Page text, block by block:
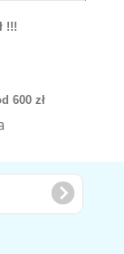
!!!
600 zł